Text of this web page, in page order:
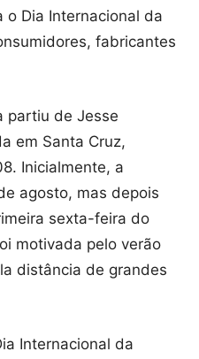
o Dia Internacional da
fabricantes
partiu de Jesse
em Santa Cruz,
Inicialmente, a
agosto, mas depois
sexta-feira do
motivada pelo verão
distância de grandes
Internacional da